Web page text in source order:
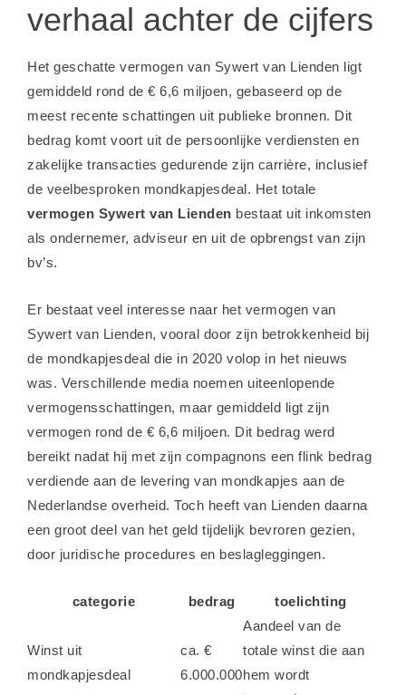
verhaal achter de cijfers
Het geschatte vermogen van Sywert van Lienden ligt
gemiddeld rond de € 6,6 miljoen, gebaseerd op de
meest recente schattingen uit publieke bronnen. Dit
bedrag komt voort uit de persoonlijke verdiensten en
zakelijke transacties gedurende zijn carrière, inclusief
de veelbesproken mondkapjesdeal. Het totale
vermogen Sywert van Lienden bestaat uit inkomsten
als ondernemer, adviseur en uit de opbrengst van zijn
bv’s.
Er bestaat veel interesse naar het vermogen van
Sywert van Lienden, vooral door zijn betrokkenheid bij
de mondkapjesdeal die in 2020 volop in het nieuws
was. Verschillende media noemen uiteenlopende
vermogensschattingen, maar gemiddeld ligt zijn
vermogen rond de € 6,6 miljoen. Dit bedrag werd
bereikt nadat hij met zijn compagnons een flink bedrag
verdiende aan de levering van mondkapjes aan de
Nederlandse overheid. Toch heeft van Lienden daarna
een groot deel van het geld tijdelijk bevroren gezien,
door juridische procedures en beslagleggingen.
categorie bedrag toelichting
Winst uit
mondkapjesdeal
ca. €
6.000.000
Aandeel van de
totale winst die aan
hem wordt